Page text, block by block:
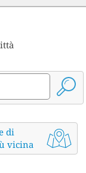
di
vicina